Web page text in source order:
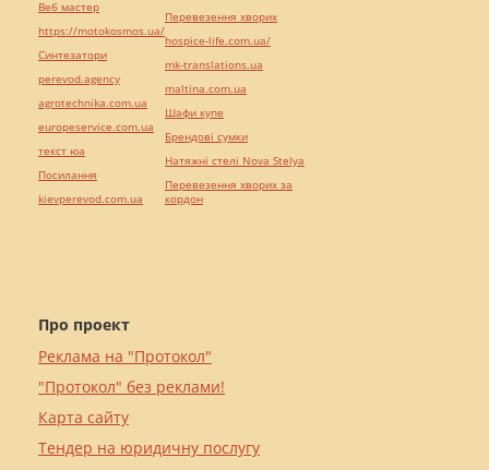
Про проект
Реклама на "Протокол"
"Протокол" без реклами!
Карта сайту
Тендер на юридичну послугу
Веб мастер
https://motokosmos.ua/
Синтезатори
perevod.agency
agrotechnika.com.ua
europeservice.com.ua
текст юа
Посилання
kievperevod.com.ua
Перевезення хворих
hospice-life.com.ua/
mk-translations.ua
maltina.com.ua
Шафи купе
Брендові сумки
Натяжні стелі Nova Stelya
Перевезення хворих за
кордон